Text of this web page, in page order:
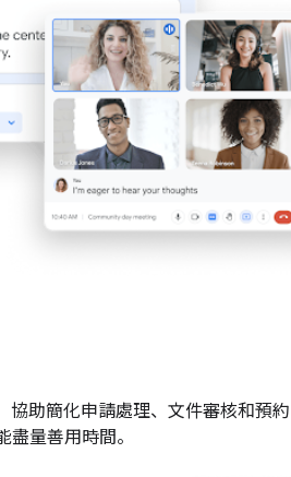
協助簡化申請處理、文件審核和預約
量善用時間。